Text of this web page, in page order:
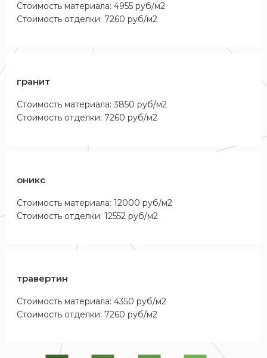
Стоимость материала: 4955 руб/м2
Стоимость отделки: 7260 руб/м2
гранит
Стоимость материала: 3850 руб/м2
Стоимость отделки: 7260 руб/м2
оникс
Стоимость материала: 12000 руб/м2
Стоимость отделки: 12552 руб/м2
травертин
Стоимость материала: 4350 руб/м2
Стоимость отделки: 7260 руб/м2